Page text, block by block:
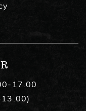
17.00